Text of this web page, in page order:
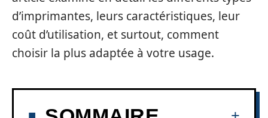
d’imprimantes, leurs caractéristiques, leur
coût d’utilisation, et surtout, comment
choisir la plus adaptée à votre usage.